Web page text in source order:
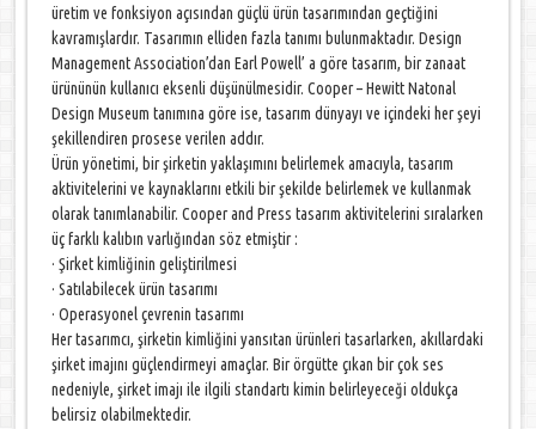
üretim ve fonksiyon açısından güçlü ürün tasarımından geçtiğini
kavramışlardır. Tasarımın elliden fazla tanımı bulunmaktadır. Design
Management Association’dan Earl Powell’ a göre tasarım, bir zanaat
ürününün kullanıcı eksenli düşünülmesidir. Cooper – Hewitt Natonal
Design Museum tanımına göre ise, tasarım dünyayı ve içindeki her şeyi
şekillendiren prosese verilen addır.
Ürün yönetimi, bir şirketin yaklaşımını belirlemek amacıyla, tasarım
aktivitelerini ve kaynaklarını etkili bir şekilde belirlemek ve kullanmak
olarak tanımlanabilir. Cooper and Press tasarım aktivitelerini sıralarken
üç farklı kalıbın varlığından söz etmiştir :
· Şirket kimliğinin geliştirilmesi
· Satılabilecek ürün tasarımı
· Operasyonel çevrenin tasarımı
Her tasarımcı, şirketin kimliğini yansıtan ürünleri tasarlarken, akıllardaki
şirket imajını güçlendirmeyi amaçlar. Bir örgütte çıkan bir çok ses
nedeniyle, şirket imajı ile ilgili standartı kimin belirleyeceği oldukça
belirsiz olabilmektedir.